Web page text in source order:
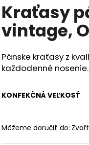
Kraťasy
vintage,
Pánske kraťasy z
každodenné nosenie.
KONFEKČNÁ VEĽKOSŤ
Môžeme doručiť do:
HĽADAŤ